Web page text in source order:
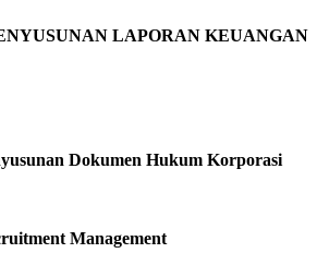
LAPORAN KEUANGAN
Dokumen Hukum Korporasi
Management